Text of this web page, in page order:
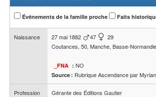
Événements de la famille proche Faits
Naissance 27 mai 1882 47
29
Coutances, 50, Manche, Basse-
_FNA : NO
Source : Rubrique Ascendance par
Profession Gérante des Éditions Gautier